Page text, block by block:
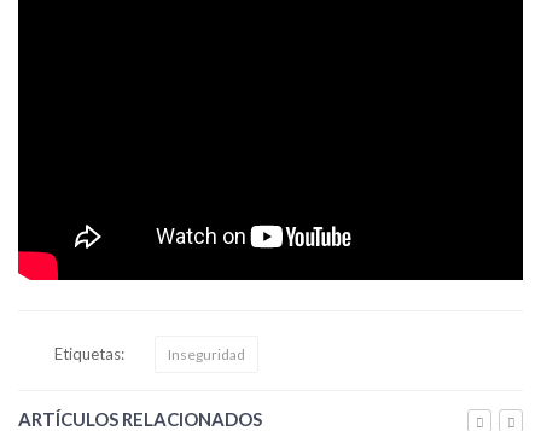
Etiquetas: Inseguridad
ARTÍCULOS RELACIONADOS